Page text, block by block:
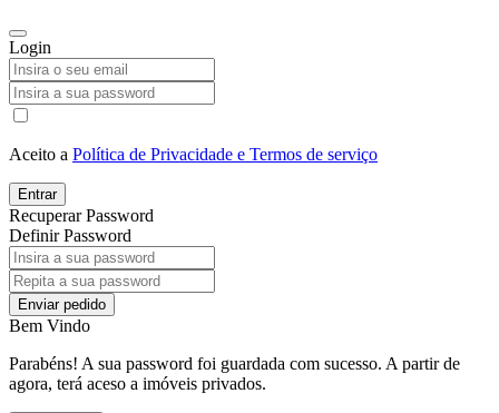
Login
Aceito a Política de Privacidade e Termos de serviço
Entrar
Recuperar Password
Definir Password
Enviar pedido
Bem Vindo
Parabéns! A sua password foi guardada com sucesso. A partir de
agora, terá aceso a imóveis privados.